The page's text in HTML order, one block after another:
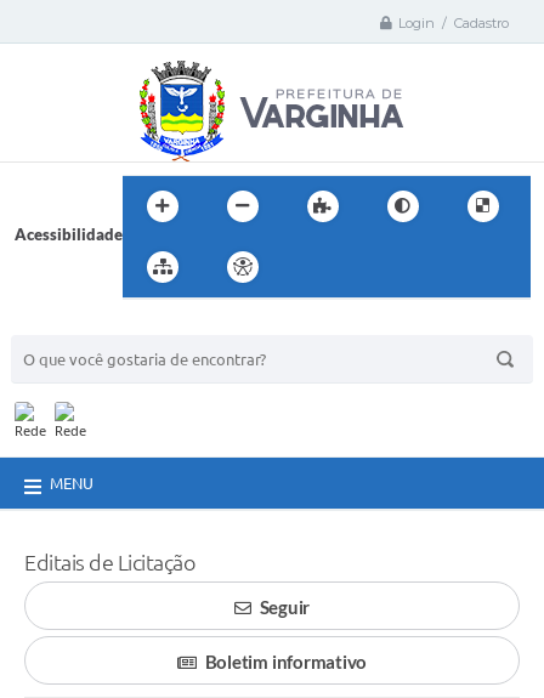
Login / Cadastro
Acessibilidade
MENU
Editais de Licitação
Seguir
Boletim informativo